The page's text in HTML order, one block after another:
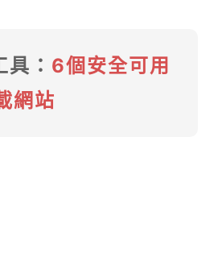
： 6個安全可用
網站